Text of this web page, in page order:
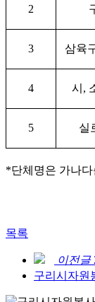
2
3 삼육
4 시 ,
5 실
*단체명은 가나
목록
이전글
구리시자원